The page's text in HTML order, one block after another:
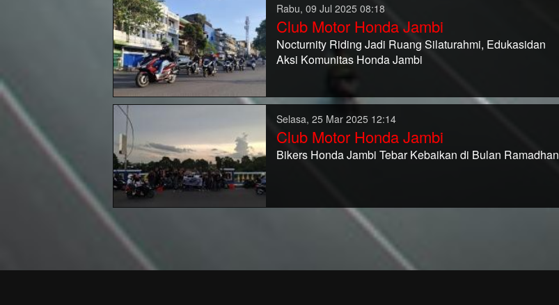
Rabu, 09 Jul 2025 08:18
Club Motor Honda Jambi
Nocturnity Riding Jadi Ruang Silaturahmi, Edukasidan
Aksi Komunitas Honda Jambi
Selasa, 25 Mar 2025 12:14
Club Motor Honda Jambi
Bikers Honda Jambi Tebar Kebaikan di Bulan Ramadhan